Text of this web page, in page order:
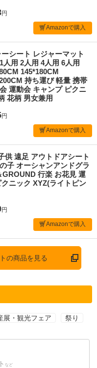
円
Amazonで購入
シート レジャーマット
人用 2人用 4人用 6人用
145*180CM
持ち運び 軽量 携帯
運動会 キャンプ ピクニ
花柄 男女兼用
円
Amazonで購入
供 遠足 アウトドアシート
子 オーシャンアンドグラ
行楽 お花見 運
ニック XYZ(ライトピン
円
Amazonで購入
の商品を見る
展・観光フェア 祭り
など